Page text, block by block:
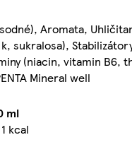
Aromata,
sukralosa),
(niacin, vitamin B6,
Mineral well
ml
kcal